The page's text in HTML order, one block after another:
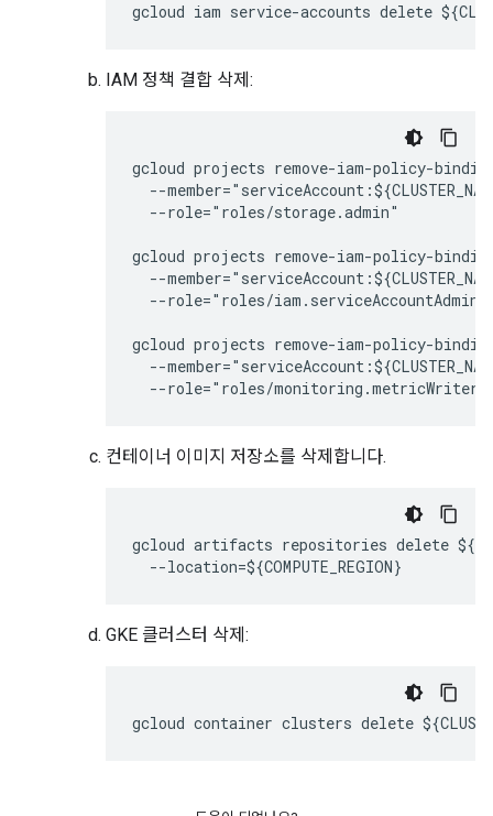
gcloud iam service-accounts delete
IAM 정책 결합 삭제:
gcloud projects remove-iam-policy-binding
--
  --role="roles/storage.admin"
gcloud projects remove-iam-policy-binding
--
  --role="roles/iam.serviceAccountAdmin"
gcloud projects remove-iam-policy-binding
--
  --role="roles/monitoring.metricWriter"
컨테이너 이미지 저장소를 삭제합니다.
gcloud artifacts repositories delete
  --location=${COMPUTE_REGION}
GKE 클러스터 삭제:
gcloud container clusters delete